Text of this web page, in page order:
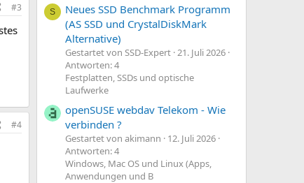
#3
#4
S
Neues SSD Benchmark Programm
(AS SSD und CrystalDiskMark
Alternative)
Gestartet von SSD-Expert 21. Juli 2026
Antworten: 4
Festplatten, SSDs und optische
Laufwerke
openSUSE webdav Telekom - Wie
verbinden ?
Gestartet von akimann
12. Juli 2026
Antworten: 4
Windows, Mac OS und Linux (Apps,
Anwendungen und B